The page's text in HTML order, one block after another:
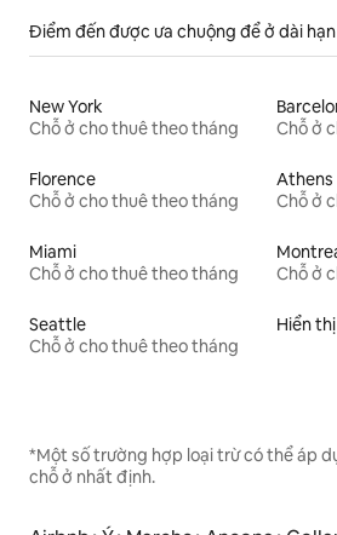
Điểm đến được ưa chuộng để ở dài hạn
New York
Chỗ ở cho thuê theo tháng
Chỗ ở
Florence
Chỗ ở cho thuê theo tháng
Athens
Chỗ ở
Miami
Chỗ ở cho thuê theo tháng
Chỗ ở
Seattle
Chỗ ở cho thuê theo tháng
Hiển
*Một số trường hợp loại trừ có thể áp
chỗ ở nhất định.